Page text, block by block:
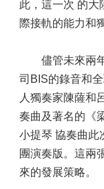
此，這一次 的大
際接軌的能力和
儘管未來兩年
司BIS的錄音和
人獨奏家陳薩和
奏曲及著名的《
小提琴 協奏曲此
團演奏版。這兩
來的發展策略。